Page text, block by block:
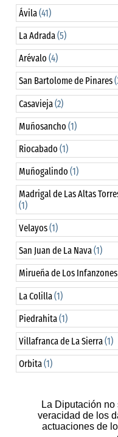
Ávila(41)
La Adrada(5)
Arévalo(4)
San Bartolome de Pinares
Casavieja(2)
Muñosancho(1)
Riocabado(1)
Muñogalindo(1)
Madrigal de Las Altas
(1)
Velayos(1)
San Juan de La Nava(1)
Mirueña de Los
La Colilla(1)
Piedrahita(1)
Villafranca de La Sierra(1)
Orbita(1)
La Diputación
veracidad de los
actuaciones de